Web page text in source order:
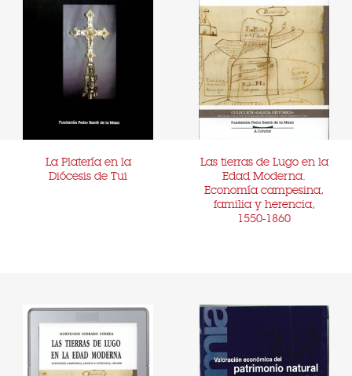
La Platería en la
Diócesis de Tui
Las tierras de Lugo en la
Edad Moderna.
Economía campesina,
familia y herencia,
1550-1860